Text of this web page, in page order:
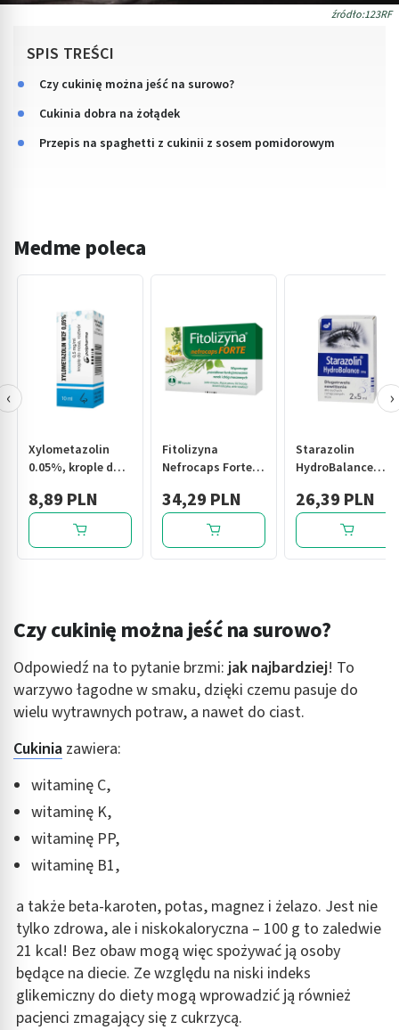
źródło:123RF
SPIS TREŚCI
Czy cukinię można jeść na surowo?
Cukinia dobra na żołądek
Przepis na spaghetti z cukinii z sosem pomidorowym
Medme poleca
Xylometazolin
0.05%, krople do
Warszawa)
8,89 PLN
Fitolizyna
Nefrocaps Forte,
34,29 PLN
Starazolin
HydroBalance
oczu, 2 x 5 ml
26,39 PLN
‹ ›
Czy cukinię można jeść na surowo?
Odpowiedź na to pytanie brzmi: jak najbardziej! To
warzywo łagodne w smaku, dzięki czemu pasuje do
wielu wytrawnych potraw, a nawet do ciast.
Cukinia zawiera:
witaminę C,
witaminę K,
witaminę PP,
witaminę B1,
a także beta-karoten, potas, magnez i żelazo. Jest nie
tylko zdrowa, ale i niskokaloryczna – 100 g to zaledwie
21 kcal! Bez obaw mogą więc spożywać ją osoby
będące na diecie. Ze względu na niski indeks
glikemiczny do diety mogą wprowadzić ją również
pacjenci zmagający się z cukrzycą.